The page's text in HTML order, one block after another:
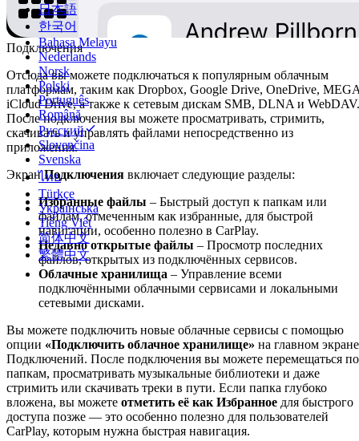
日本語
한국어
Bahasa Melayu
Nederlands
Norsk
Polski
Português
Română
Русский
Slovenčina
Svenska
ไทย
Türkçe
Українська
Tiếng Việt
简体中文
繁體中文
Подключения
Отсюда вы можете подключаться к популярным облачным
платформам, таким как Dropbox, Google Drive, OneDrive,
iCloud Drive, а также к сетевым дискам SMB, DLNA и WebDAV.
После подключения вы можете просматривать, стримить,
скачивать и управлять файлами непосредственно из
приложения.
ЭкранПодключения включает следующие разделы:
Избранные файлы – Быстрый доступ к папкам или
файлам, отмеченным как избранные, для быстрой
навигации, особенно полезно в CarPlay.
Недавно открытые файлы – Просмотр последних
файлов, открытых из подключённых сервисов.
Облачные хранилища – Управление всеми
подключёнными облачными сервисами и локальными
сетевыми дисками.
Вы можете подключить новые облачные сервисы с помощью
опции «Подключить облачное хранилище» на главном экране
Подключений. После подключения вы можете перемещаться по
папкам, просматривать музыкальные библиотеки и даже
стримить или скачивать треки в пути. Если папка глубоко
вложена, вы можете отметить её как Избранное для быстрого
доступа позже — это особенно полезно для пользователей
CarPlay, которым нужна быстрая навигация.